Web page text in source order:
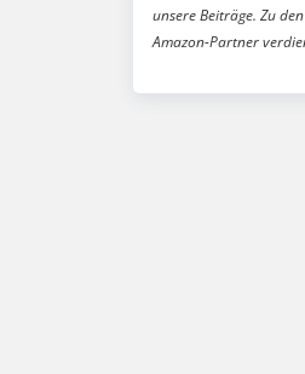
unsere Beiträge. Zu
Amazon-Partner